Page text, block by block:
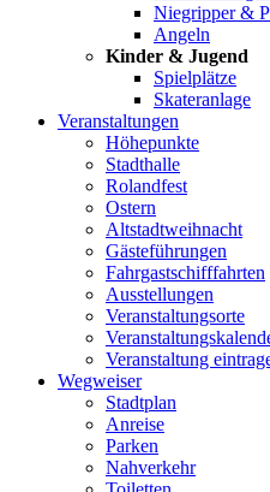
Niegripper &
Angeln
Kinder & Jugend
Spielplätze
Skateranlage
Veranstaltungen
Höhepunkte
Stadthalle
Rolandfest
Ostern
Altstadtweihnacht
Gästeführungen
Fahrgastschifffahrten
Ausstellungen
Veranstaltungsorte
Veranstaltung
Wegweiser
Stadtplan
Anreise
Parken
Nahverkehr